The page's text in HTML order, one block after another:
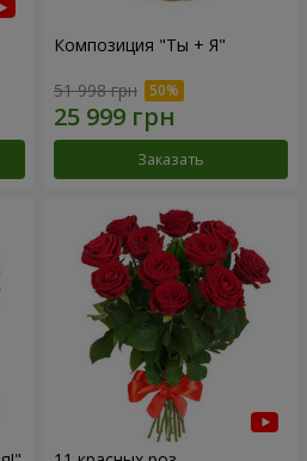
Композиция "Ты + Я"
51 998 грн
Заказать